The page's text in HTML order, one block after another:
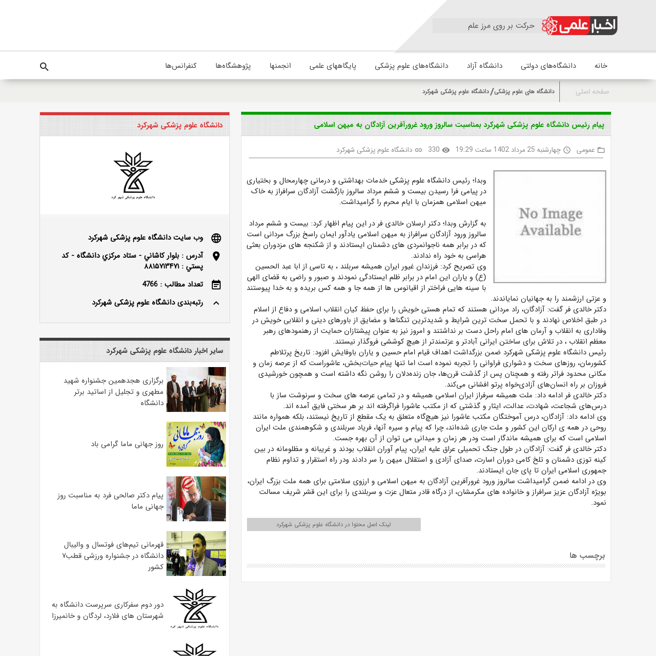
حرکت بر روی مرز علم
خانه دانشگاه‌های دولتی دانشگاه آزاد دانشگاه‌های علوم پزشکی پایگاههای علمی انجمنها پژوهشگاه‌ها کنفرانس‌ها search
صفحه اصلی دانشگاه های علوم پزشکی دانشگاه علوم پزشکی شهرکرد
پیام رئیس دانشگاه علوم پزشکی شهرکرد بمناسبت سالروز ورود غرورآفرین آزادگان به میهن اسلامی
folder_open عمومی access_time چهارشنبه 25 مرداد 1402 ساعت 19:29 visibility
330
link دانشگاه علوم پزشکی شهرکرد
وبدا؛ رئیس دانشگاه علوم پزشکی خدمات بهداشتی و درمانی چهارمحال و بختیاری
در پیامی فرا رسیدن بیست و ششم مرداد سالروز بازگشت آزادگان سرافراز به خاک
میهن اسلامی همزمان با ایام محرم را گرامیداشت.
به گزارش وبدا؛ دکتر ارسلان خالدی فر در این پیام اظهار کرد: بیست و ششم مرداد
سالروز ورود آزادگان سرافراز به میهن اسلامی یادآور ایمان راسخ بزرگ مردانی است
که در برابر همه ناجوانمردی های دشمنان ایستادند و از شکنجه های مزدوران بعثی
هراسی به خود راه ندادند.
وی تصریح کرد: فرزندان غیور ایران همیشه سربلند ، به تاسی از ابا عبد الحسین
(ع) و یاران این امام در برابر ظلم ایستادگی نمودند و صبور و راضی به قضای الهی
با سینه‏ هایی فراخ‏تر از اقیانوس ها از همه‏ جا و همه ‏کس بریده و به خدا پیوستند
و عزتی ارزشمند را به جهانیان نمایاندند.
دکتر خالدی فر گفت: آزادگان، راد مردانی هستند که تمام هستی خویش را برای حفظ کیان انقلاب اسلامی و دفاع از اسلام
در طبق اخلاص نهادند و با تحمل سخت ترین شرایط و شدیدترین تنگناها و مضایق از باورهای دینی و انقلابی خویش در
وفاداری به انقلاب و آرمان های امام راحل دست بر نداشتند و امروز نیز به عنوان پیشتازان حمایت از رهنمودهای رهبر
معظم انقلاب ، در تلاش برای ساختن ایرانی آبادتر و عزتمندتر از هیچ کوششی فروگذار نیستند.
رئیس دانشگاه علوم پزشکی شهرکرد ضمن بزرگداشت اهداف قیام امام حسین و یاران باوفایش افزود: تاریخ پرتلاطم
کشورمان، روزهای سخت و دشواری فراوانی را تجربه نموده است اما تنها پیام حیات‌بخش، عاشوراست که از عرصه زمان و
مکانی محدود فراتر رفته و همچنان پس از گذشت قرن‌ها، جان زنده‌دلان را روشن نگه داشته است و همچون خورشیدی
فروزان بر راه انسان‌های آزادی‌خواه پرتو افشانی می‌کند.
دکتر خالدی فر ادامه داد: ملت همیشه سرفراز ایران اسلامی همیشه و در تمامی عرصه های سخت و سرنوشت ساز با
درس‌های شجاعت، شهادت، عدالت، ایثار و گذشتی که از مکتب عاشورا فراگرفته اند بر هر سختی فایق آمده اند.
وی ادامه داد: آزادگان، درس آموختگان مکتب عاشورا نیز هیچ‌گاه متعلق به یک مقطع از تاریخ نیستند، بلکه همواره مانند
روحی در همه ی ارکان این کشور و ملت جاری شده‌اند، چرا که پیام و سیره آنها، فریاد سربلندی و شکوهمندی ملت ایران
اسلامی است که برای همیشه ماندگار است ودر هر زمان و میدانی می توان از آن بهره جست.
دکتر خالدی فر گفت: آزادگان در طول جنگ تحمیلی عراق علیه ایران، پیام آوران انقلاب بودند و غریبانه و مظلومانه در بین
کینه توزی دشمنان و تلخ کامی دوران اسارت، صدای آزادی و استقلال میهن را سر دادند ودر راه استقرار و تداوم نظام
جمهوری اسلامی ایران تا پای جان ایستادند.
وی در ادامه ضمن گرامیداشت سالروز ورود غرورآفرین آزادگان به میهن اسلامی و ارزوی سلامتی برای همه ملت بزرگ ایران،
بویژه آزادگان عزیز سرافراز و خانواده های مکرمشان، از درگاه قادر متعال عزت و سربلندی را برای این قشر شریف مسالت
نمود.
لینک اصل محتوا در دانشگاه علوم پزشکی شهرکرد
برچسب ها
دانشگاه علوم پزشکی شهرکرد
language
وب سایت دانشگاه علوم پزشکی شهرکرد
location_on
آدرس : بلوار كاشاني - ستاد مركزي دانشگاه - كد
پستي : ۸۸۱۵۷۱۳۴۷۱
event_note
تعداد مطالب : 4766
keyboard_arrow_up
رتبه‌بندی دانشگاه علوم پزشکی شهرکرد
سایر اخبار دانشگاه علوم پزشکی شهرکرد
برگزاری هجدهمین جشنواره شهید
مطهری و تجلیل از اساتید برتر
دانشگاه
روز جهانی ماما گرامی باد
پیام دکتر صالحی فرد به مناسبت روز
جهانی ماما
قهرمانی تیم‌های فوتسال و والیبال
دانشگاه در جشنواره ورزشی قطب۷
کشور
دور دوم سفرکاری سرپرست دانشگاه به
شهرستان های فلارد، لردگان و خانمیرزا